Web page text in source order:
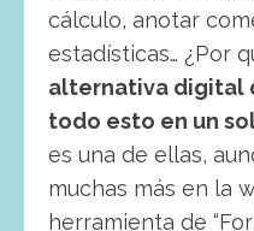
cálculo, anotar
estadísticas… ¿Por
alternativa digital
todo esto en un
es una de ellas,
muchas más en la
herramienta de